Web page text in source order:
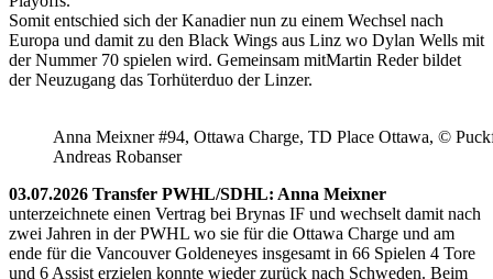
Somit entschied sich der Kanadier nun zu einem Wechsel nach
Europa und damit zu den Black Wings aus Linz wo Dylan Wells mit
der Nummer 70 spielen wird. Gemeinsam mitMartin Reder bildet
der Neuzugang das Torhüterduo der Linzer.
Anna Meixner #94, Ottawa Charge, TD Place Ottawa, ©
Andreas Robanser
03.07.2026 Transfer PWHL/SDHL: Anna Meixner
unterzeichnete einen Vertrag bei Brynas IF und wechselt damit nach
zwei Jahren in der PWHL wo sie für die Ottawa Charge und am
ende für die Vancouver Goldeneyes insgesamt in 66 Spielen 4 Tore
und 6 Assist erzielen konnte wieder zurück nach Schweden. Beim